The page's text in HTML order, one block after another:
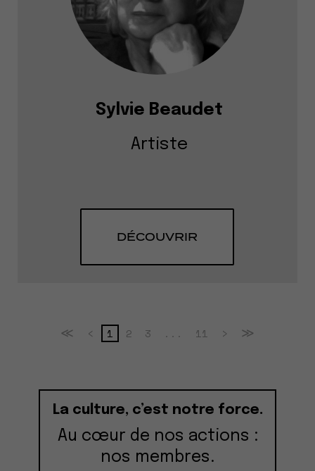
Sylvie Beaudet
Artiste
DÉCOUVRIR
≪ < 1 2 3 ... 11 > ≫
La culture, c’est notre force.
Au cœur de nos actions :
nos membres.